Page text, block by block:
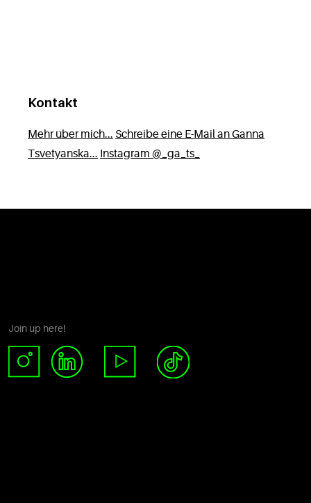
Kontakt
Mehr über mich... Schreibe eine E-Mail an Ganna
Tsvetyanska... Instagram @_ga_ts_
Join up here!